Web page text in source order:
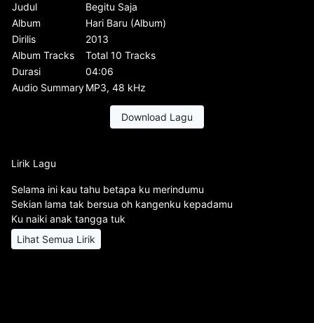
Judul
Begitu Saja
Album
Hari Baru (Album)
Dirilis
2013
Album Tracks
Total 10 Tracks
Durasi
04:06
Audio SummaryMP3, 48 kHz
Download Lagu
Lirik Lagu
Selama ini kau tahu betapa ku merindumu
Sekian lama tak bersua oh kangenku kepadamu
Ku naiki anak tangga tuk
Lihat Semua Lirik